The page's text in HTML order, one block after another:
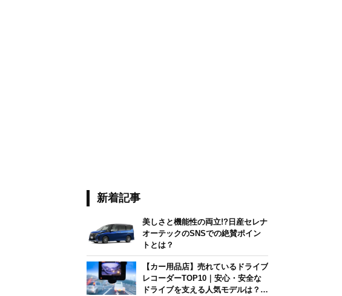
新着記事
美しさと機能性の両立!?日産セレナ
オーテックのSNSでの絶賛ポイン
トとは？
【カー用品店】売れているドライブ
レコーダーTOP10｜安心・安全な
ドライブを支える人気モデルは？